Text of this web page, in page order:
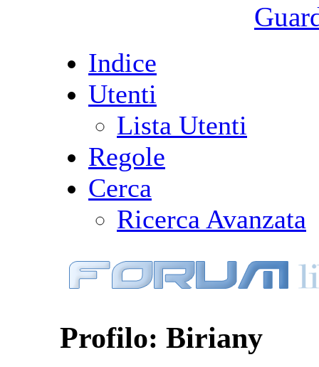
Indice
Utenti
Lista Utenti
Regole
Cerca
Ricerca Avanzata
Profilo: Biriany